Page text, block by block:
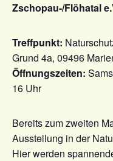
Zschopau-/Flöhatal
Treffpunkt:
Grund 4a, 09496
Öffnungszeiten:
16 Uhr
Bereits zum zweiten
Ausstellung in der
Hier werden